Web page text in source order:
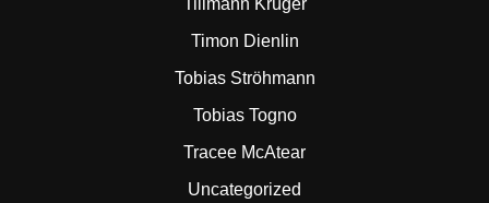
Tillmann Krüger
Timon Dienlin
Tobias Ströhmann
Tobias Togno
Tracee McAtear
Uncategorized